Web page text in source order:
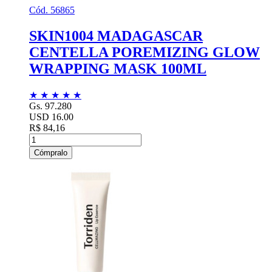
Cód. 56865
SKIN1004 MADAGASCAR
CENTELLA POREMIZING GLOW
WRAPPING MASK 100ML
★ ★ ★ ★ ★
Gs. 97.280
USD 16.00
R$ 84,16
Cómpralo